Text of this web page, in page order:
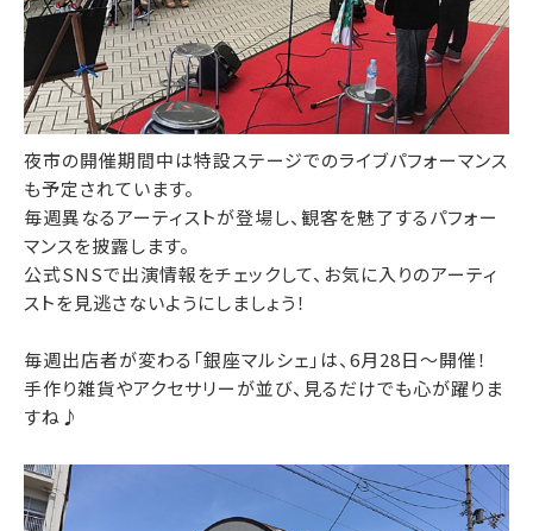
夜市の開催期間中は特設ステージでのライブパフォーマンス
も予定されています。
毎週異なるアーティストが登場し、観客を魅了するパフォー
マンスを披露します。
公式SNSで出演情報をチェックして、お気に入りのアーティ
ストを見逃さないようにしましょう！
毎週出店者が変わる「銀座マルシェ」は、6月28日～開催！
手作り雑貨やアクセサリーが並び、見るだけでも心が躍りま
すね♪